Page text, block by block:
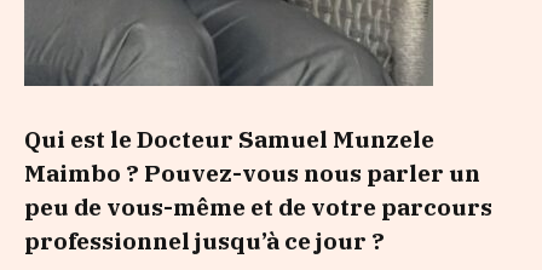
Qui est le Docteur Samuel Munzele
Maimbo ? Pouvez-vous nous parler un
peu de vous-même et de votre parcours
professionnel jusqu’à ce jour ?